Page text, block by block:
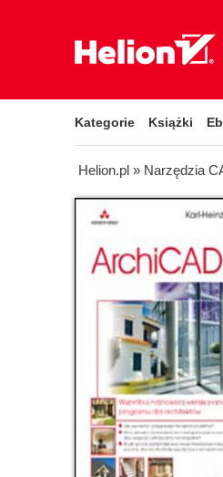
Kategorie Książki
Helion.pl » Narzędzia